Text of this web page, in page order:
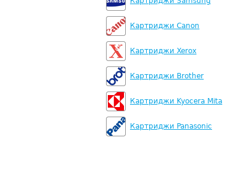
Картриджи Canon
Картриджи Xerox
Картриджи Brother
Картриджи Kyocera Mita
Картриджи Panasonic